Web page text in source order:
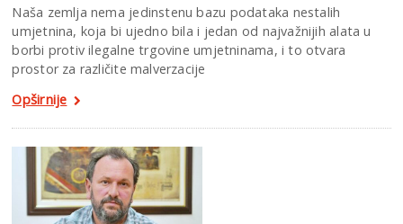
Naša zemlja nema jedinstenu bazu podataka nestalih
umjetnina, koja bi ujedno bila i jedan od najvažnijih alata u
borbi protiv ilegalne trgovine umjetninama, i to otvara
prostor za različite malverzacije
Opširnije